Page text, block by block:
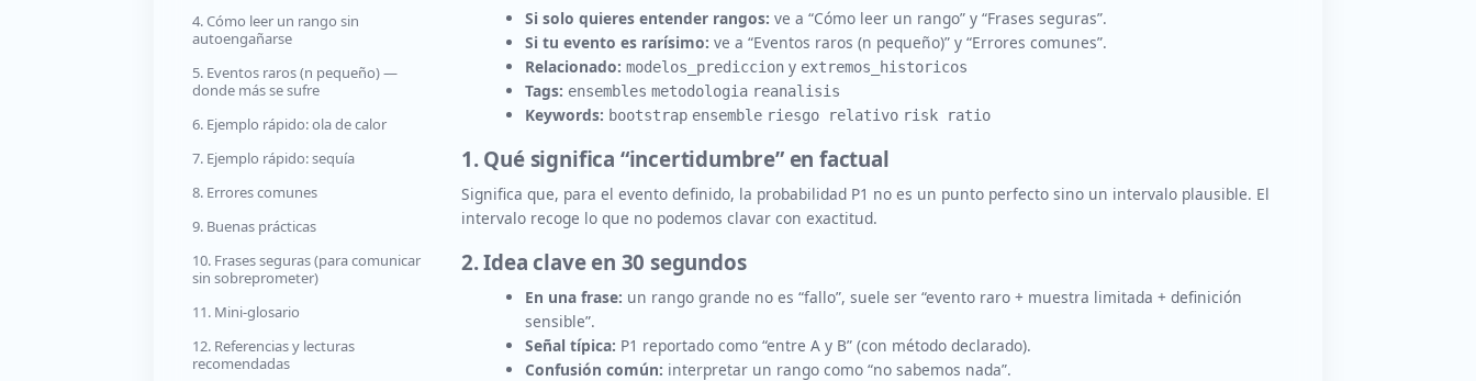
4. Cómo leer un rango sin
autoengañarse
5. Eventos raros (n pequeño) —
donde más se sufre
6. Ejemplo rápido: ola de calor
7. Ejemplo rápido: sequía
8. Errores comunes
9. Buenas prácticas
10. Frases seguras (para comunicar
sin sobreprometer)
11. Mini-glosario
12. Referencias y lecturas
recomendadas
Si solo quieres entender rangos: ve a “Cómo leer un rango” y “Frases seguras”.
Si tu evento es rarísimo: ve a “Eventos raros (n pequeño)” y “Errores comunes”.
Relacionado: modelos_prediccion y extremos_historicos
Tags: ensembles metodologia reanalisis
Keywords: bootstrap ensemble riesgo relativo risk ratio
1. Qué significa “incertidumbre” en factual
Significa que, para el evento definido, la probabilidad P1 no es un punto perfecto sino un intervalo plausible. El
intervalo recoge lo que no podemos clavar con exactitud.
2. Idea clave en 30 segundos
En una frase: un rango grande no es “fallo”, suele ser “evento raro + muestra limitada + definición
sensible”.
Señal típica: P1 reportado como “entre A y B” (con método declarado).
Confusión común: interpretar un rango como “no sabemos nada”.